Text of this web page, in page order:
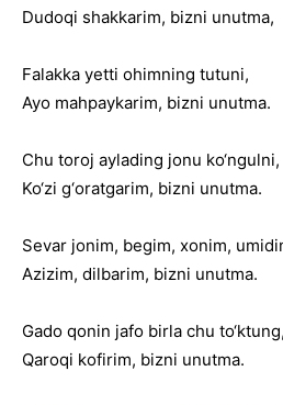
Dudoqi shakkarim, bizni unutma,
Falakka yetti ohimning tutuni,
Ayo mahpaykarim, bizni unutma.
Chu toroj aylading jonu ko‘ngulni,
Ko‘zi g‘oratgarim, bizni unutma.
Sevar jonim, begim, xonim,
Azizim, dilbarim, bizni unutma.
Gado qonin jafo birla chu to‘ktung,
Qaroqi kofirim, bizni unutma.